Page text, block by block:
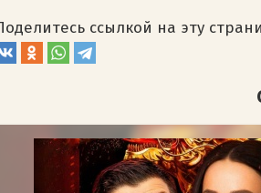
ссылкой на эту